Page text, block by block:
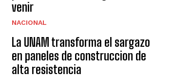
venir
NACIONAL
La UNAM transforma el sargazo
en paneles de construccion de
alta resistencia